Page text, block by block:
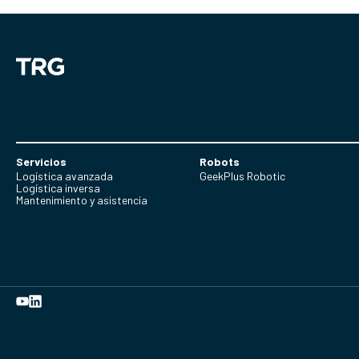
Servicios
Logística avanzada
Logística inversa
Mantenimiento y asistencia
Robots
GeekPlus Robotic